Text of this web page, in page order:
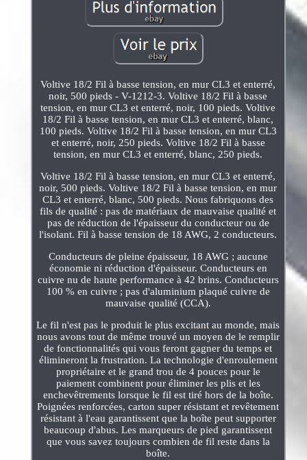
Voltive 18/2 Fil à basse tension, en mur CL3 et enterré,
noir, 500 pieds - V-1212-3. Voltive 18/2 Fil à basse
tension, en mur CL3 et enterré, noir, 100 pieds. Voltive
18/2 Fil à basse tension, en mur CL3 et enterré, blanc,
100 pieds. Voltive 18/2 Fil à basse tension, en mur CL3
et enterré, noir, 250 pieds. Voltive 18/2 Fil à basse
tension, en mur CL3 et enterré, blanc, 250 pieds.
Voltive 18/2 Fil à basse tension, en mur CL3 et enterré,
noir, 500 pieds. Voltive 18/2 Fil à basse tension, en mur
CL3 et enterré, blanc, 500 pieds. Nous fabriquons des
fils de qualité : pas de matériaux de mauvaise qualité et
pas de réduction de l'épaisseur du conducteur ou de
l'isolant. Fil à basse tension de 18 AWG, 2 conducteurs.
Conducteurs de pleine épaisseur, 18 AWG ; aucune
économie ni réduction d'épaisseur. Conducteurs en
cuivre nu de haute performance à 42 brins. Conducteurs
100 % en cuivre ; pas d'aluminium plaqué cuivre de
mauvaise qualité (CCA).
Le fil n'est pas le produit le plus excitant au monde, mais
nous avons tout de même trouvé un moyen de le remplir
de fonctionnalités qui vous feront gagner du temps et
élimineront la frustration. La technologie d'enroulement
propriétaire et le grand trou de 4 pouces pour le
paiement combinent pour éliminer les plis et les
enchevêtrements lorsque le fil est tiré hors de la boîte.
Poignées renforcées, carton super résistant et revêtement
résistant à l'eau garantissent que la boîte peut supporter
beaucoup d'abus. Les marqueurs de pied garantissent
que vous savez toujours combien de fil reste dans la
boîte.